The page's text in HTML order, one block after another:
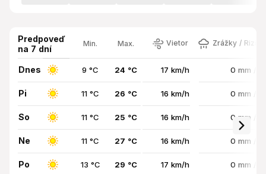
Predpoveď
na 7 dní
Min. Max. Vietor Zrážky /
Dnes 9 °C 24 °C 17 km/h 0 mm /
Pi 11 °C 26 °C 16 km/h 0 mm /
So 11 °C 25 °C 16 km/h 0 mm /
Ne 11 °C 27 °C 16 km/h 0 mm /
Po 13 °C 29 °C 17 km/h 0 mm /